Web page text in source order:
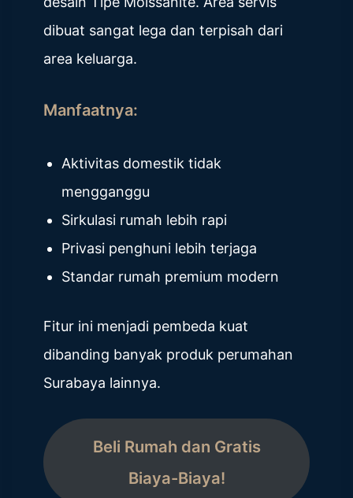
dibuat sangat lega dan terpisah dari
area keluarga.
Manfaatnya:
Aktivitas domestik tidak
mengganggu
Sirkulasi rumah lebih rapi
Privasi penghuni lebih terjaga
Standar rumah premium modern
Fitur ini menjadi pembeda kuat
dibanding banyak produk perumahan
Surabaya lainnya.
Beli Rumah dan Gratis
Biaya-Biaya!